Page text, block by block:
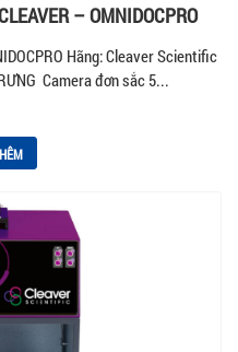
– OMNIDOCPRO
Hãng: Cleaver Scientific
Camera đơn sắc 5...